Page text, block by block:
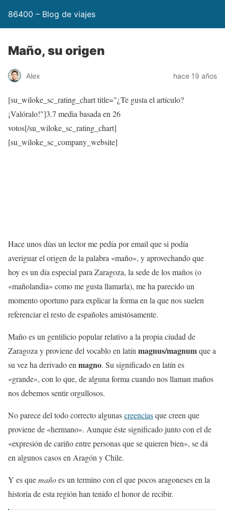
86400 – Blog de viajes
Maño, su origen
Alex hace 19 años
[su_wiloke_sc_rating_chart title="¿Te gusta el artículo?
¡Valóralo!"]3.7 media basada en 26
votos[/su_wiloke_sc_rating_chart]
[su_wiloke_sc_company_website]
Hace unos días un lector me pedía por email que si podía
averiguar el origen de la palabra «maño», y aprovechando que
hoy es un día especial para Zaragoza, la sede de los maños (o
«mañolandia» como me gusta llamarla), me ha parecido un
momento oportuno para explicar la forma en la que nos suelen
referenciar el resto de españoles amistósamente.
Maño es un gentilicio popular relativo a la propia ciudad de
Zaragoza y proviene del vocablo en latínmagnus/magnumque a
su vez ha derivado enmagno. Su significado en latín es
«grande», con lo que, de alguna forma cuando nos llaman maños
nos debemos sentir orgullosos.
No parece del todo correcto algunascreenciasque creen que
proviene de «hermano». Aunque éste significado junto con el de
«expresión de cariño entre personas que se quieren bien», se dá
en algunos casos en Aragón y Chile.
Y es quemañoes un termino con el que pocos aragoneses en la
historia de esta región han tenido el honor de recibir.